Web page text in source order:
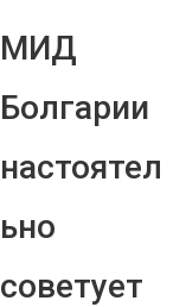
МИД
Болгарии
настоятел
ьно
советует